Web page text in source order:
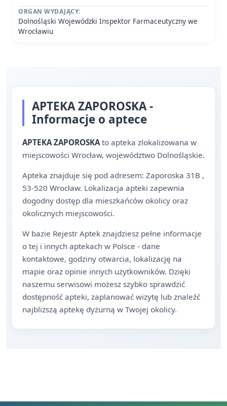
ORGAN WYDAJĄCY:
Dolnośląski Wojewódzki Inspektor Farmaceutyczny we
Wrocławiu
APTEKA ZAPOROSKA -
Informacje o aptece
APTEKA ZAPOROSKAto apteka zlokalizowana w
miejscowości Wrocław, województwo Dolnośląskie.
Apteka znajduje się pod adresem: Zaporoska 31B ,
53-520 Wrocław. Lokalizacja apteki zapewnia
dogodny dostęp dla mieszkańców okolicy oraz
okolicznych miejscowości.
W bazie Rejestr Aptek znajdziesz pełne informacje
o tej i innych aptekach w Polsce - dane
kontaktowe, godziny otwarcia, lokalizację na
mapie oraz opinie innych użytkowników. Dzięki
naszemu serwisowi możesz szybko sprawdzić
dostępność apteki, zaplanować wizytę lub znaleźć
najbliższą aptekę dyżurną w Twojej okolicy.